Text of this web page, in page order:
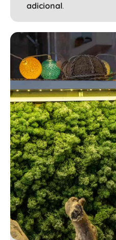
adicional.